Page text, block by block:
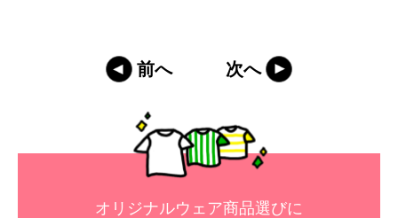
前へ 次へ
オリジナルウェア商品選びに